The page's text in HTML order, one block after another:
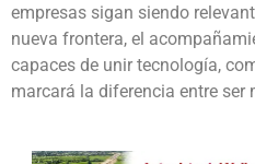
empresas sigan siendo
nueva frontera, el
capaces de unir tecnología,
marcará la diferencia entre